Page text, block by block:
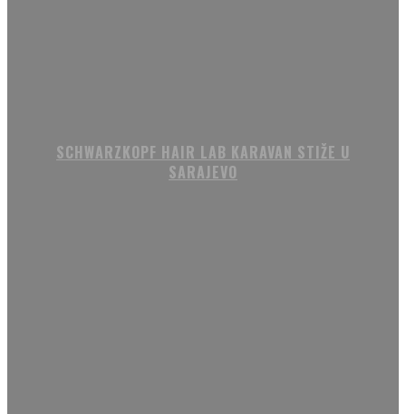
SCHWARZKOPF HAIR LAB KARAVAN STIŽE U
SARAJEVO